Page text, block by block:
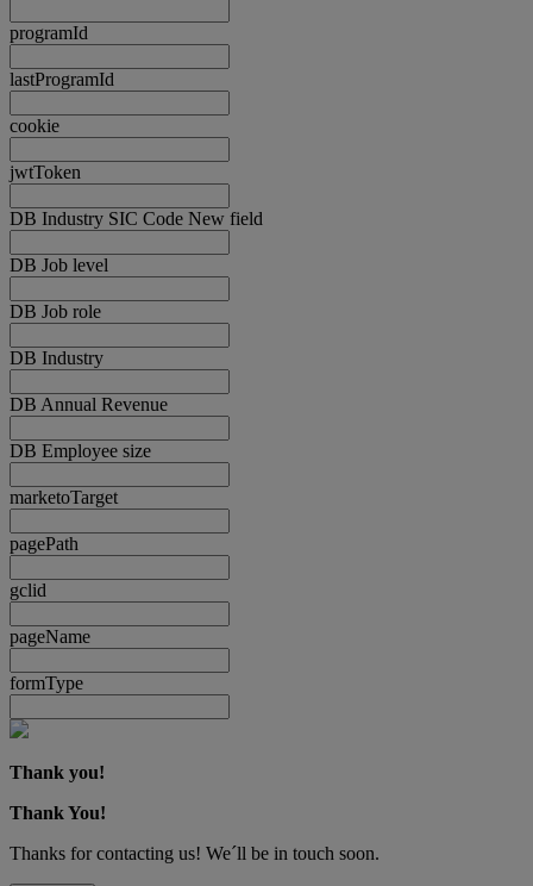
programId
lastProgramId
cookie
jwtToken
DB Industry SIC Code New field
DB Job level
DB Job role
DB Industry
DB Annual Revenue
DB Employee size
marketoTarget
pagePath
gclid
pageName
formType
Thank you!
Thank You!
Thanks for contacting us! We´ll be in touch soon.